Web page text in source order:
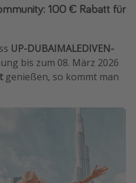
100 € Rabatt für
UP-DUBAIMALEDIVEN-
bis zum 08. März 2026
genießen, so kommt man